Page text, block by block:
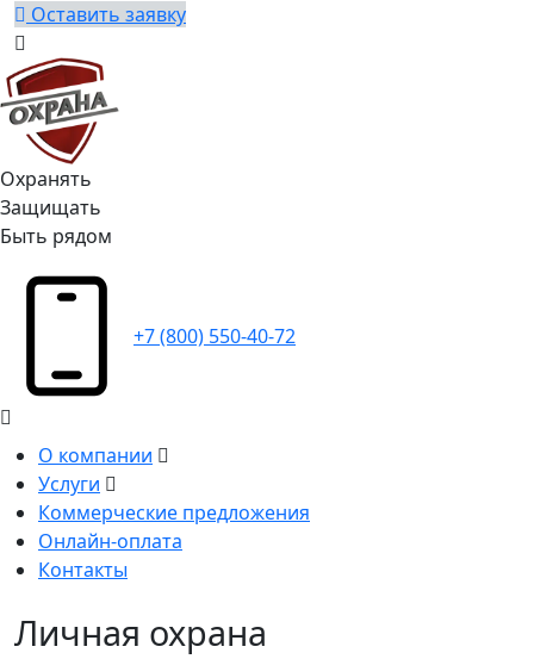
Оставить заявку
Охранять
Защищать
Быть рядом
+7 (800) 550-40-72
О компании
Услуги
Коммерческие предложения
Онлайн-оплата
Контакты
Личная охрана